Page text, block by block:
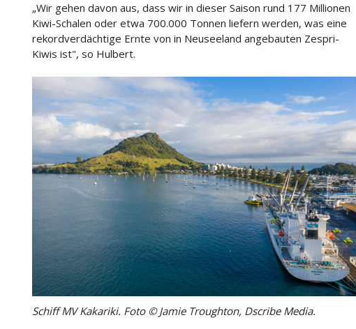
„Wir gehen davon aus, dass wir in dieser Saison rund 177 Millionen
Kiwi-Schalen oder etwa 700.000 Tonnen liefern werden, was eine
rekordverdächtige Ernte von in Neuseeland angebauten Zespri-
Kiwis ist", so Hulbert.
Schiff MV Kakariki. Foto © Jamie Troughton, Dscribe Media.